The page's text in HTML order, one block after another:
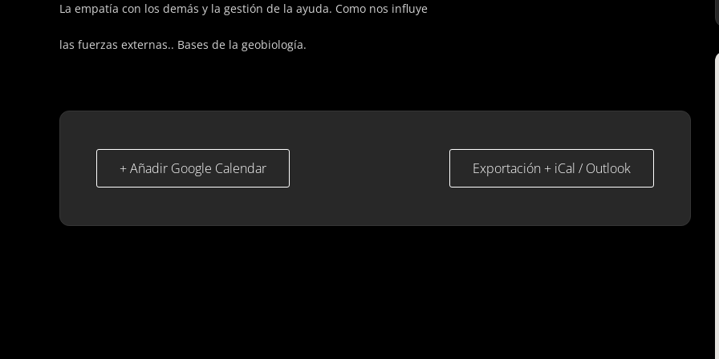
La empatía con los demás y la gestión de la ayuda. Como nos influye
las fuerzas externas.. Bases de la geobiología.
+ Añadir Google Calendar Exportación + iCal / Outlook